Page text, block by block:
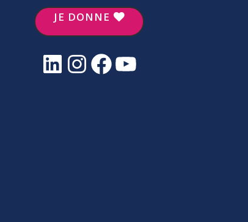
JE DONNE
LinkedInInstagramFacebookYouTube